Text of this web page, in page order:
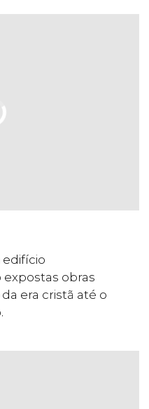
edifício
obras
era cristã até o